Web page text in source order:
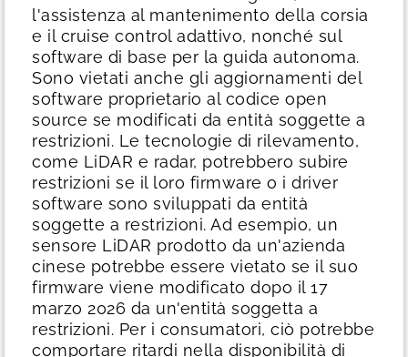
l'assistenza al mantenimento della corsia
e il cruise control adattivo, nonché sul
software di base per la guida autonoma.
Sono vietati anche gli aggiornamenti del
software proprietario al codice open
source se modificati da entità soggette a
restrizioni. Le tecnologie di rilevamento,
come LiDAR e radar, potrebbero subire
restrizioni se il loro firmware o i driver
software sono sviluppati da entità
soggette a restrizioni. Ad esempio, un
sensore LiDAR prodotto da un'azienda
cinese potrebbe essere vietato se il suo
firmware viene modificato dopo il 17
marzo 2026 da un'entità soggetta a
restrizioni. Per i consumatori, ciò potrebbe
comportare ritardi nella disponibilità di